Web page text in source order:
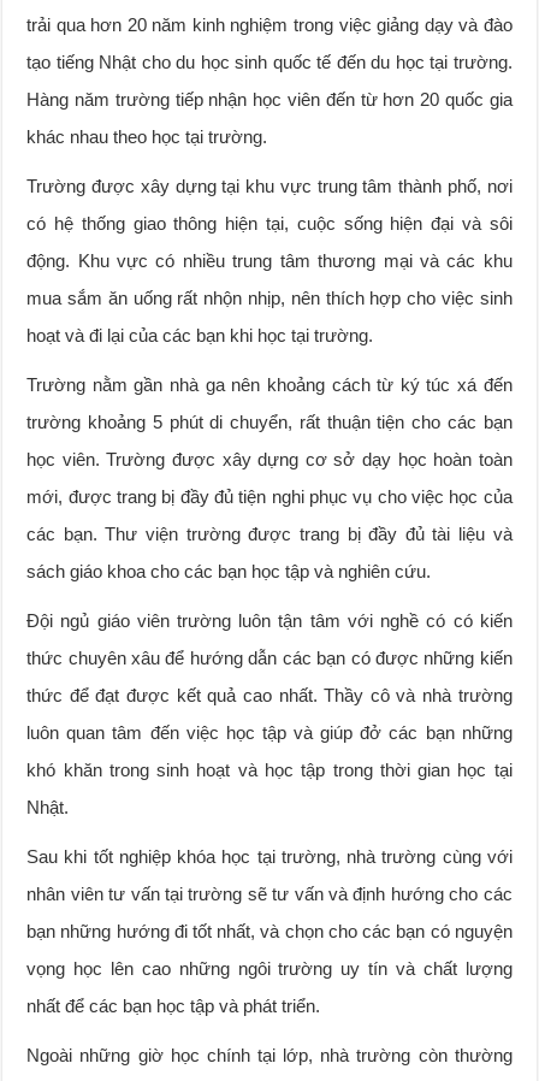
trải qua hơn 20 năm kinh nghiệm trong việc giảng dạy và đào
tạo tiếng Nhật cho du học sinh quốc tế đến du học tại trường.
Hàng năm trường tiếp nhận học viên đến từ hơn 20 quốc gia
khác nhau theo học tại trường.
Trường được xây dựng tại khu vực trung tâm thành phố, nơi
có hệ thống giao thông hiện tại, cuộc sống hiện đại và sôi
động. Khu vực có nhiều trung tâm thương mại và các khu
mua sắm ăn uống rất nhộn nhịp, nên thích hợp cho việc sinh
hoạt và đi lại của các bạn khi học tại trường.
Trường nằm gần nhà ga nên khoảng cách từ ký túc xá đến
trường khoảng 5 phút di chuyển, rất thuận tiện cho các bạn
học viên. Trường được xây dựng cơ sở dạy học hoàn toàn
mới, được trang bị đầy đủ tiện nghi phục vụ cho việc học của
các bạn. Thư viện trường được trang bị đầy đủ tài liệu và
sách giáo khoa cho các bạn học tập và nghiên cứu.
Đội ngủ giáo viên trường luôn tận tâm với nghề có có kiến
thức chuyên xâu để hướng dẫn các bạn có được những kiến
thức để đạt được kết quả cao nhất. Thầy cô và nhà trường
luôn quan tâm đến việc học tập và giúp đở các bạn những
khó khăn trong sinh hoạt và học tập trong thời gian học tại
Nhật.
Sau khi tốt nghiệp khóa học tại trường, nhà trường cùng với
nhân viên tư vấn tại trường sẽ tư vấn và định hướng cho các
bạn những hướng đi tốt nhất, và chọn cho các bạn có nguyện
vọng học lên cao những ngôi trường uy tín và chất lượng
nhất để các bạn học tập và phát triển.
Ngoài những giờ học chính tại lớp, nhà trường còn thường